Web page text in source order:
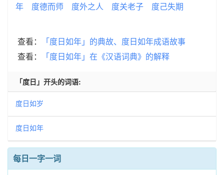
年
度德而师 度外之人 度关老子 度己失期
查看：
「度日如年」的典故、度日如年成语故事
查看：
「度日如年」在《汉语词典》的解释
「度日」开头的词语:
度日如岁
度日如年
每日一字一词